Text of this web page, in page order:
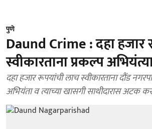
पुणे
Daund Crime : दहा हजार
स्वीकारताना प्रकल्प
दहा हजार रूपयांची लाच स्वीकारताना दौंड
अभियंता व त्याच्या खासगी साथीदारास अटक